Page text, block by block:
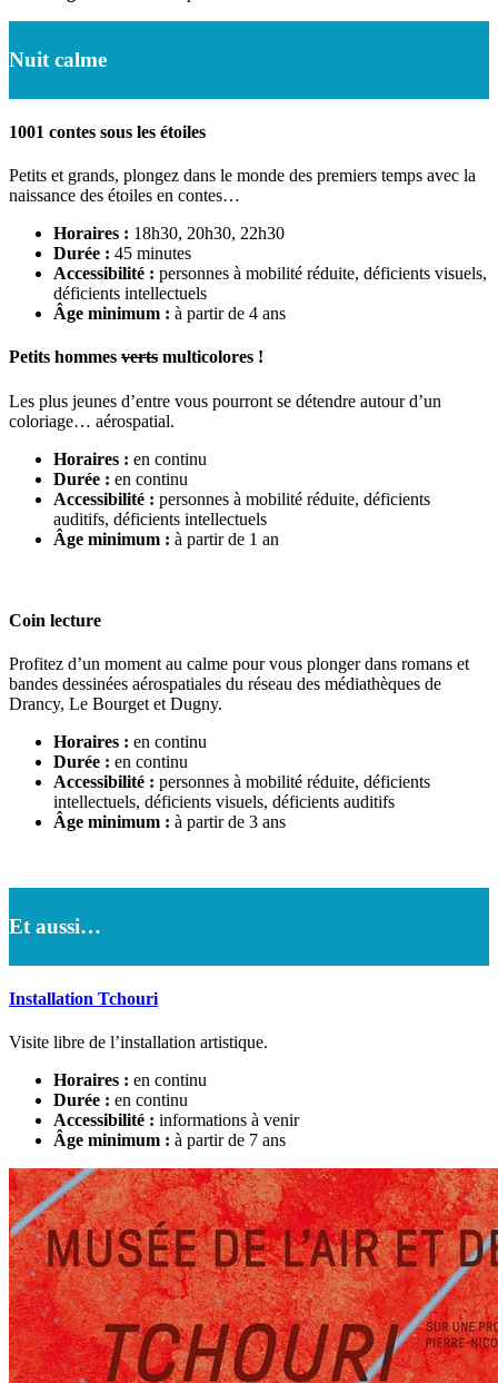
Nuit calme
1001 contes sous les étoiles
Petits et grands, plongez dans le monde des premiers temps avec la
naissance des étoiles en contes…
Horaires : 18h30, 20h30, 22h30
Durée : 45 minutes
Accessibilité : personnes à mobilité réduite, déficients visuels,
déficients intellectuels
Âge minimum : à partir de 4 ans
Petits hommes verts multicolores !
Les plus jeunes d’entre vous pourront se détendre autour d’un
coloriage… aérospatial.
Horaires : en continu
Durée : en continu
Accessibilité : personnes à mobilité réduite, déficients
auditifs, déficients intellectuels
Âge minimum : à partir de 1 an
Coin lecture
Profitez d’un moment au calme pour vous plonger dans romans et
bandes dessinées aérospatiales du réseau des médiathèques de
Drancy, Le Bourget et Dugny.
Horaires : en continu
Durée : en continu
Accessibilité : personnes à mobilité réduite, déficients
intellectuels, déficients visuels, déficients auditifs
Âge minimum : à partir de 3 ans
Et aussi…
Installation Tchouri
Visite libre de l’installation artistique.
Horaires : en continu
Durée : en continu
Accessibilité : informations à venir
Âge minimum : à partir de 7 ans